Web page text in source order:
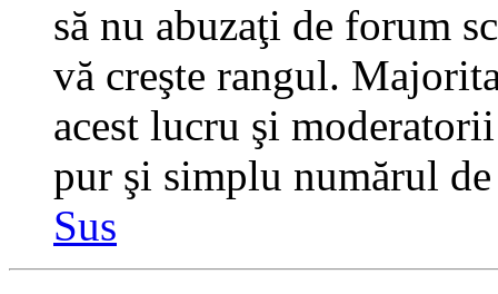
să nu abuzaţi de forum
vă creşte rangul.
acest lucru şi
pur şi simplu numărul de
Sus